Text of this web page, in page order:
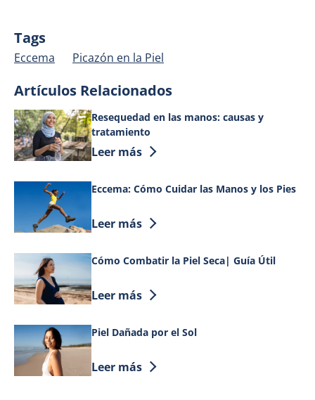
Tags
Eccema Picazón en la Piel
Artículos Relacionados
Resequedad en las manos: causas y
tratamiento
Discover more about Resequedad en
Leer más
Eccema: Cómo Cuidar las Manos y los Pies
Discover more about Eccema: Cómo
Leer más
Cómo Combatir la Piel Seca| Guía Útil
Discover more about Cómo Combatir
Leer más
Piel Dañada por el Sol
Discover more about Piel Dañada por el
Leer más